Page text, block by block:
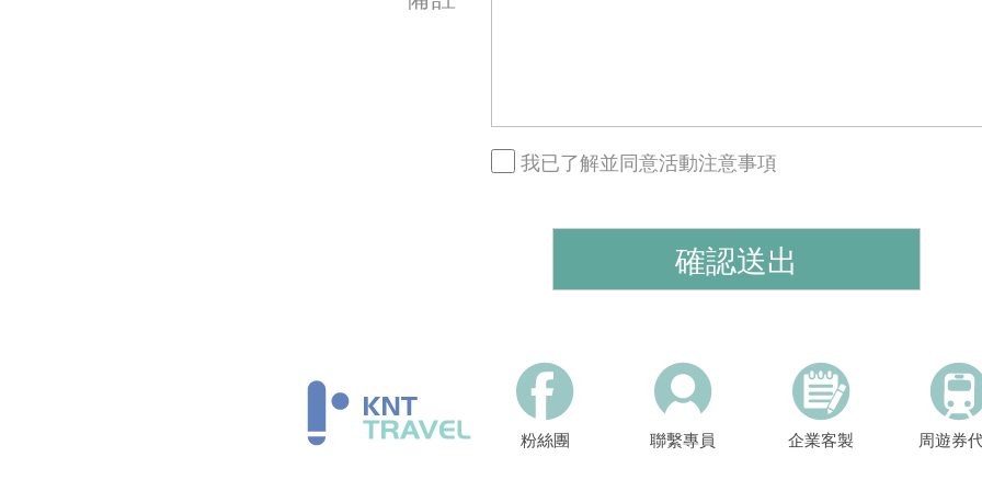
我已了解並同意活動注意事項
粉絲團 聯繫專員 企業客製 周遊券